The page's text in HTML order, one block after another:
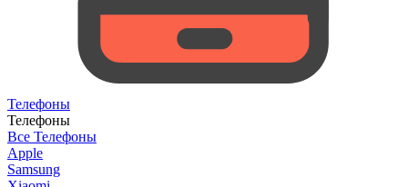
Телефоны
Телефоны
Все Телефоны
Apple
Samsung